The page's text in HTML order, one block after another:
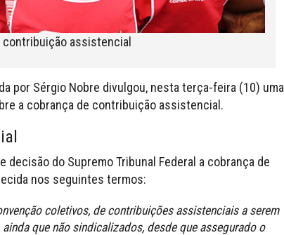
contribuição assistencial
por Sérgio Nobre divulgou, nesta terça-feira (10) uma
a cobrança de contribuição assistencial.
do Supremo Tribunal Federal a cobrança de
nos seguintes termos:
coletivos, de contribuições assistenciais a serem
que não sindicalizados, desde que assegurado o